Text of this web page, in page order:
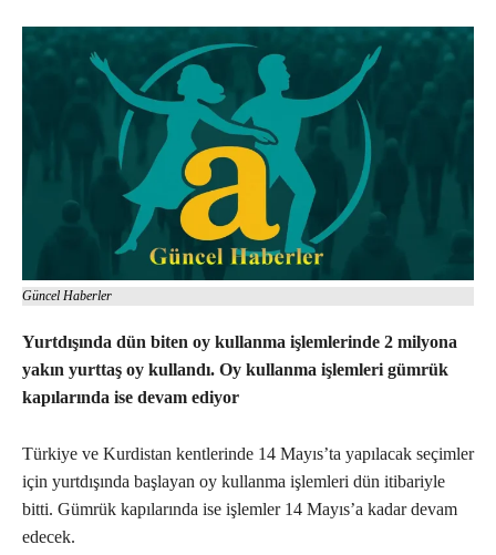
Güncel Haberler
Yurtdışında dün biten oy kullanma işlemlerinde 2 milyona
yakın yurttaş oy kullandı. Oy kullanma işlemleri gümrük
kapılarında ise devam ediyor
Türkiye ve Kurdistan kentlerinde 14 Mayıs’ta yapılacak seçimler
için yurtdışında başlayan oy kullanma işlemleri dün itibariyle
bitti. Gümrük kapılarında ise işlemler 14 Mayıs’a kadar devam
edecek.